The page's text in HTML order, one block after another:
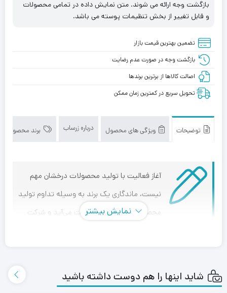
زرساب
مدل
بازگشت وجه ارائه می شوند. متن نمایش داده در تمامی محصولات
و قابل تغییر از بخش تنظیمات پوسته می باشد.
تضمین بهترین قیمت بازار
بازگشت وجه در صورت عدم رضایت
اصالت کالاها از برترین برندها
تحویل سریع در کمترین زمان ممکن
توضیحات ویژگی های محصول درباره زرساب برند محصول
آغاز فعالیت با تولید محصولات درخشان مهم
نیست، ماندگاری یک برند به وسیله تداوم تولید
محصولات درجه یک به دست می‌آید و شرکت
نمایش بیشتر
شاید اینها را هم دوست داشته باشید